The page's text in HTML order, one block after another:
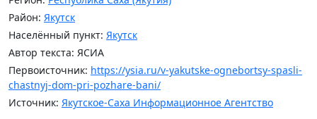
Район: Якутск
Населённый пункт: Якутск
Автор текста: ЯСИА
Первоисточник: https://ysia.ru/v-yakutske-ognebortsy-spasli-
chastnyj-dom-pri-pozhare-bani/
Источник: Якутское-Саха Информационное Агентство